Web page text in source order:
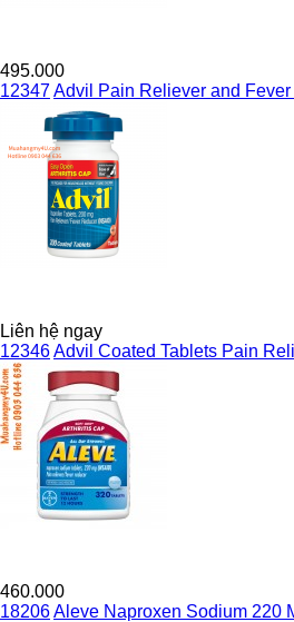
495.000
12347Advil Pain Reliever and Fever
Liên hệ ngay
12346Advil Coated Tablets Pain
460.000
18206Aleve Naproxen Sodium 220